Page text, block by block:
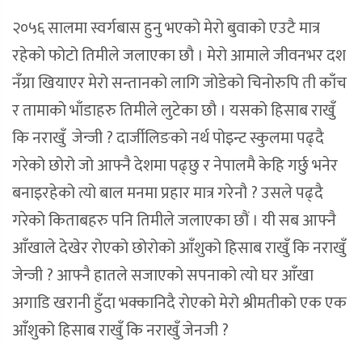
२०५६ सालमा स्वर्गबास हुनु भएको मेरो बुवाको एउटै मात्र
रहेको फोटो तिमीले जलाएका छौ । मेरो आमाले जीवनभर दश
नँग्रा खियाएर मेरो सन्तानको लागि जोडेको चिनोरुपि ती काँच
र तामाको भाँडाहरु तिमीले लुटेका छौ । यसको हिसाब राखुँ
कि नराखुँ जेन्जी ? दार्जीलिङको नर्थ पोइन्ट स्कुलमा पढ्दै
गरेको छोरो जो आफ्नै देशमा पढ्छु र नेपालमै केहि गर्छु भनेर
बनाइरहेको त्यो बाल मनमा प्रहार मात्र गरेनौ ? उसले पढ्दै
गरेको किताबहरु पनि तिमीले जलाएका छौं । यी सब आफ्नै
आँखाले देखेर रोएको छोरोको आँशुको हिसाब राखुँ कि नराखुँ
जेन्जी ? आफ्नै हातले सजाएको सपनाको त्यो घर आँखा
अगाडि खरानी हुँदा भक्कानिदै रोएको मेरो श्रीमतीको एक एक
आँशुको हिसाब राखुँ कि नराखुँ जेनजी ?